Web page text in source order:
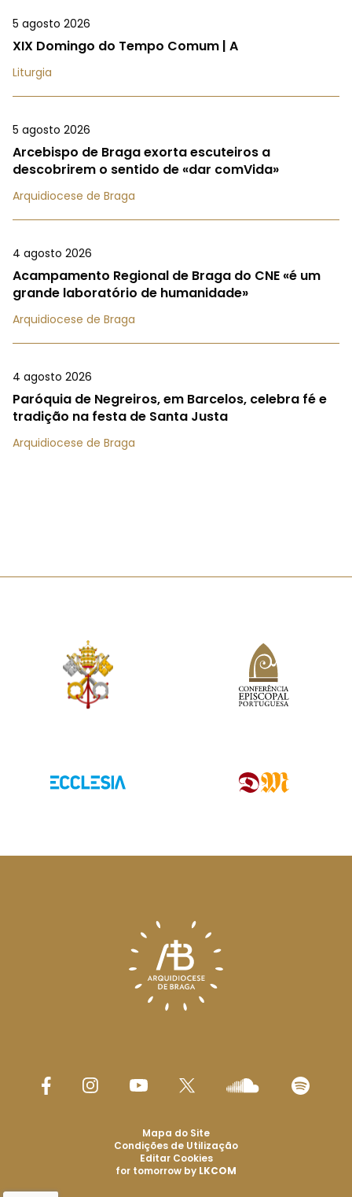
5 agosto 2026
XIX Domingo do Tempo Comum | A
Liturgia
5 agosto 2026
Arcebispo de Braga exorta escuteiros a
descobrirem o sentido de «dar comVida»
Arquidiocese de Braga
4 agosto 2026
Acampamento Regional de Braga do CNE «é um
grande laboratório de humanidade»
Arquidiocese de Braga
4 agosto 2026
Paróquia de Negreiros, em Barcelos, celebra fé e
tradição na festa de Santa Justa
Arquidiocese de Braga
Mapa do Site
Condições de Utilização
Editar Cookies
for tomorrow by LKCOM